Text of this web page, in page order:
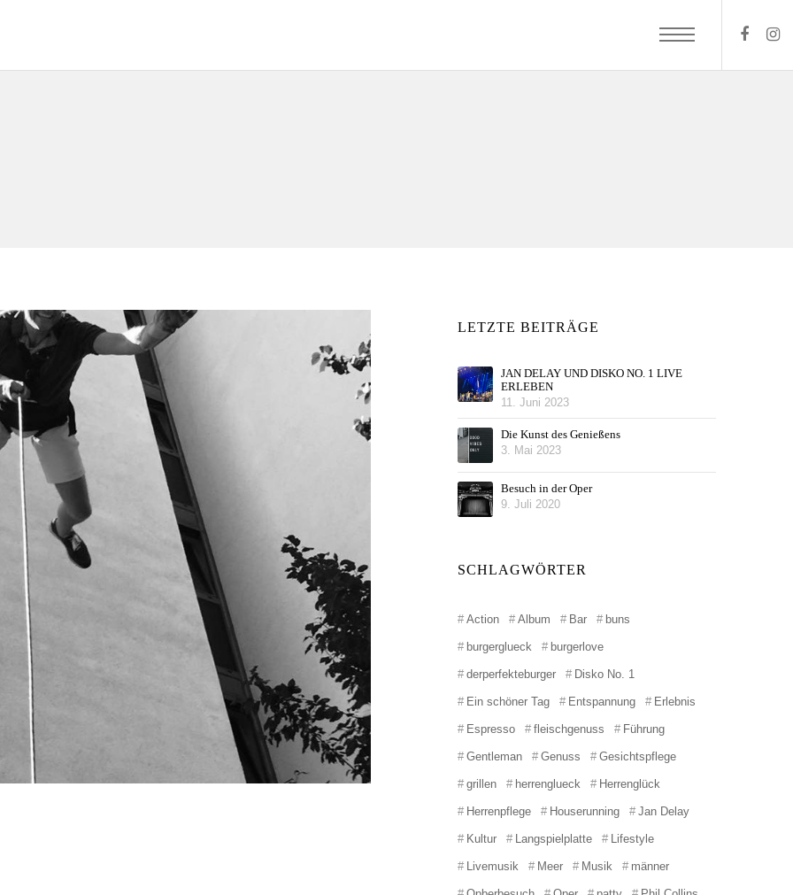
LETZTE BEITRÄGE
JAN DELAY UND DISKO NO. 1 LIVE
ERLEBEN
11. Juni 2023
Die Kunst des Genießens
3. Mai 2023
Besuch in der Oper
9. Juli 2020
SCHLAGWÖRTER
Action Album Bar buns
burgerglueck burgerlove
derperfekteburger Disko No. 1
Ein schöner Tag Entspannung Erlebnis
Espresso fleischgenuss Führung
Gentleman Genuss Gesichtspflege
grillen herrenglueck Herrenglück
Herrenpflege Houserunning Jan Delay
Kultur Langspielplatte Lifestyle
Livemusik Meer Musik männer